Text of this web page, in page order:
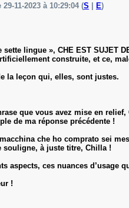
11-2023 à 10:29:04 (S E)
lingue », CHE EST SUJET
construite, et ce,
la leçon qui, elles, sont justes.
que vous avez mise en
de ma réponse précédente !
che ho comprato sei
souligne, à juste titre, Chilla !
aspects, ces nuances d’usage
!